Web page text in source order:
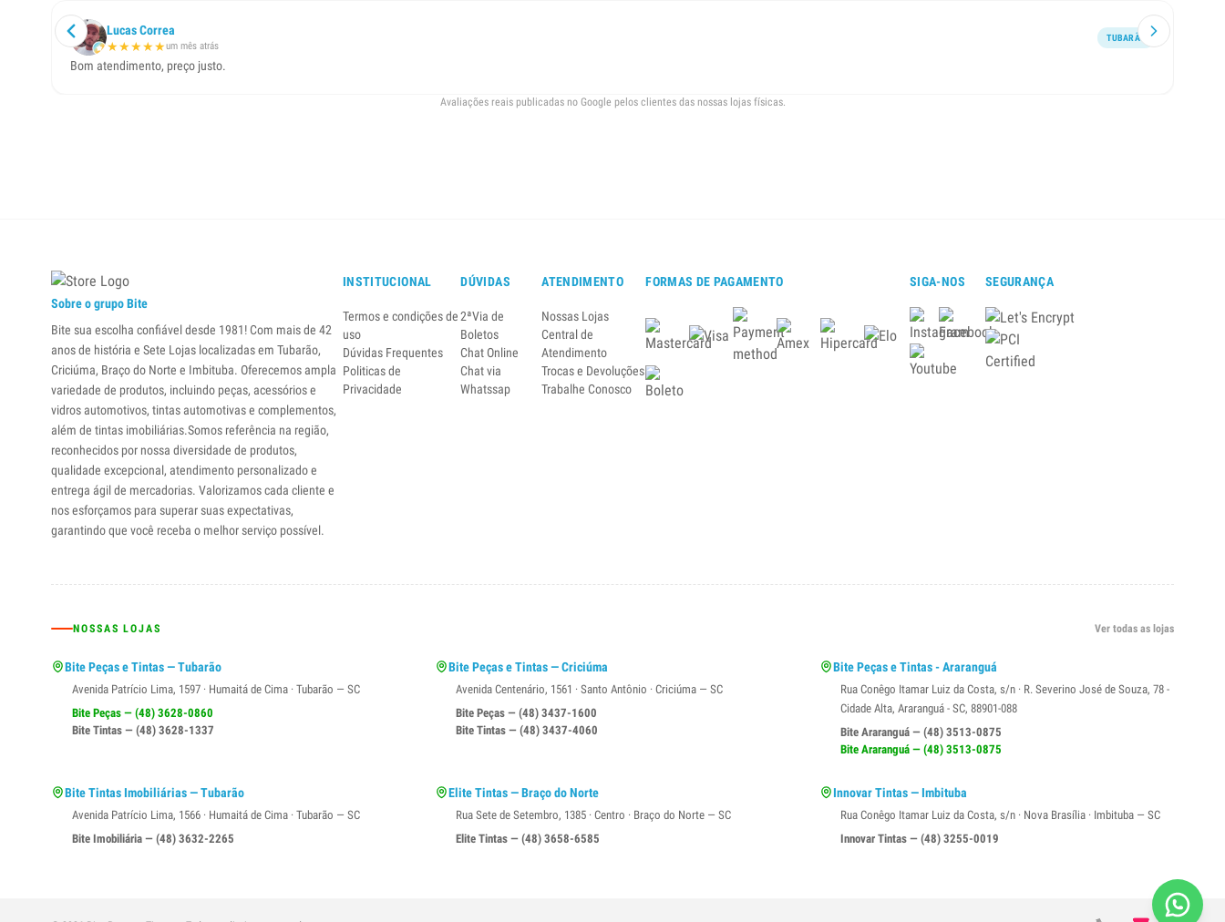
Lucas Correa
★★★★★um mês atrás
TUBARÃO
Bom atendimento, preço justo.
Avaliações reais publicadas no Google pelos clientes das nossas lojas físicas.
Sobre o grupo Bite
Bite sua escolha confiável desde 1981! Com mais de 42
anos de história e Sete Lojas localizadas em Tubarão,
Criciúma, Braço do Norte e Imbituba. Oferecemos ampla
variedade de produtos, incluindo peças, acessórios e
vidros automotivos, tintas automotivas e complementos,
além de tintas imobiliárias.Somos referência na região,
reconhecidos por nossa diversidade de produtos,
qualidade excepcional, atendimento personalizado e
entrega ágil de mercadorias. Valorizamos cada cliente e
nos esforçamos para superar suas expectativas,
garantindo que você receba o melhor serviço possível.
INSTITUCIONAL
Termos e condições de
uso
Dúvidas Frequentes
Politicas de
Privacidade
DÚVIDAS
2ªVia de
Boletos
Chat Online
Chat via
Whatssap
ATENDIMENTO
Nossas Lojas
Central de
Atendimento
Trocas e Devoluções
Trabalhe Conosco
FORMAS DE PAGAMENTO SIGA-NOS SEGURANÇA
NOSSAS LOJAS Ver todas as lojas
Bite Peças e Tintas — Tubarão
Avenida Patrício Lima, 1597 · Humaitá de Cima · Tubarão — SC
Bite Peças — (48) 3628-0860
Bite Tintas — (48) 3628-1337
Bite Peças e Tintas — Criciúma
Avenida Centenário, 1561 · Santo Antônio · Criciúma — SC
Bite Peças — (48) 3437-1600
Bite Tintas — (48) 3437-4060
Bite Peças e Tintas - Araranguá
Rua Conêgo Itamar Luiz da Costa, s/n · R. Severino José de Souza, 78 -
Cidade Alta, Araranguá - SC, 88901-088
Bite Araranguá — (48) 3513-0875
Bite Araranguá — (48) 3513-0875
Bite Tintas Imobiliárias — Tubarão
Avenida Patrício Lima, 1566 · Humaitá de Cima · Tubarão — SC
Bite Imobiliária — (48) 3632-2265
Elite Tintas — Braço do Norte
Rua Sete de Setembro, 1385 · Centro · Braço do Norte — SC
Elite Tintas — (48) 3658-6585
Innovar Tintas — Imbituba
Rua Conêgo Itamar Luiz da Costa, s/n · Nova Brasília · Imbituba — SC
Innovar Tintas — (48) 3255-0019